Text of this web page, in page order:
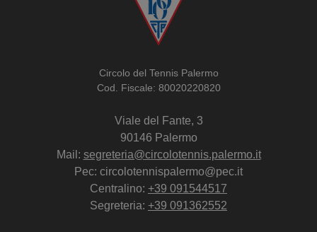
Circolo del Tennis Palermo
Cod. Fiscale: 80020220820
Viale del Fante, 3
90146 Palermo
Mail: segreteria@circolotennis.palermo.it
Pec: circolotennispalermo@pec.it
Centralino: +39 091544517
Segreteria: +39 091362552